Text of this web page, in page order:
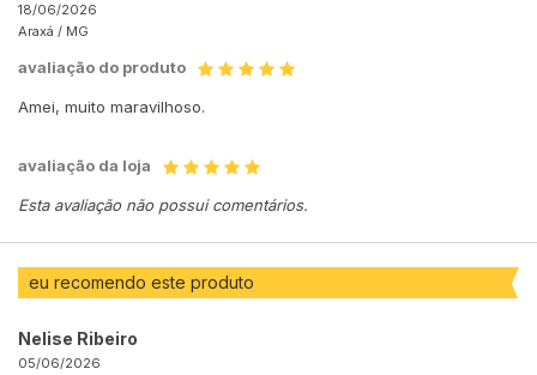
18/06/2026
Araxá / MG
avaliação do produto
Amei, muito maravilhoso.
avaliação da loja
Esta avaliação não possui comentários.
eu recomendo este produto
Nelise Ribeiro
05/06/2026